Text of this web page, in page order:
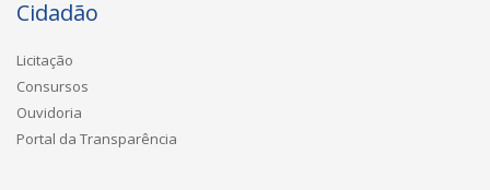
Cidadão
Licitação
Consursos
Ouvidoria
Portal da Transparência